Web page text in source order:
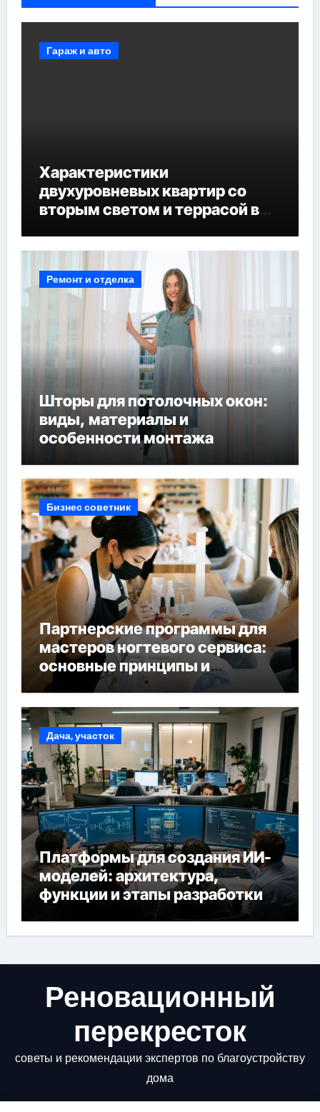
Гараж и авто
Характеристики
двухуровневых квартир со
вторым светом и террасой в
Ремонт и отделка
Шторы для потолочных окон:
виды, материалы и
особенности монтажа
Бизнес советник
Партнерские программы для
мастеров ногтевого сервиса:
основные принципы и
форматы участия
Дача, участок
Платформы для создания ИИ-
моделей: архитектура,
функции и этапы разработки
Реновационный
перекресток
советы и рекомендации экспертов по благоустройству
дома